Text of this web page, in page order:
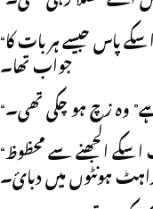
“آپ مجھ سے زيادہ غلط کررہی ہيں” اسکے پاس جيسے ہر بات کا
جواب تھا۔
وہ زچ ہو چکی تھی۔
“سمجھ تو آپ بھی نہيں رہيں” دارم اب اسکے الجھنے سے محظوظ
ہونٹوں ميں دبائ۔